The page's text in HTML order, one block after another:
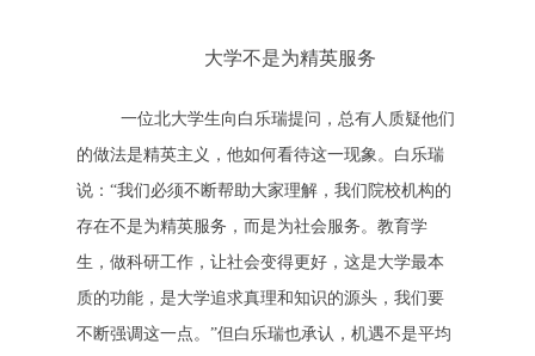
大学不是为精英服务
一位北大学生向白乐瑞提问，总有人质疑他们
的做法是精英主义，他如何看待这一现象。白乐瑞
说：“我们必须不断帮助大家理解，我们院校机构的
存在不是为精英服务，而是为社会服务。教育学
生，做科研工作，让社会变得更好，这是大学最本
质的功能，是大学追求真理和知识的源头，我们要
不断强调这一点。”但白乐瑞也承认，机遇不是平均